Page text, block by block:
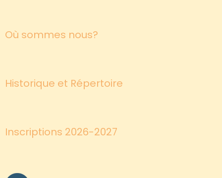
Où sommes nous?
Historique et Répertoire
Inscriptions 2026-2027